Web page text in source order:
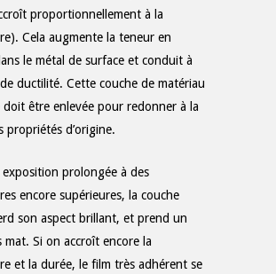
proportionnellement à la
Cela augmente la teneur en
le métal de surface et conduit à
ductilité. Cette couche de matériau
doit être enlevée pour redonner à la
propriétés d’origine.
prolongée à des
encore supérieures, la couche
son aspect brillant, et prend un
mat. Si on accroît encore la
et la durée, le film très adhérent se